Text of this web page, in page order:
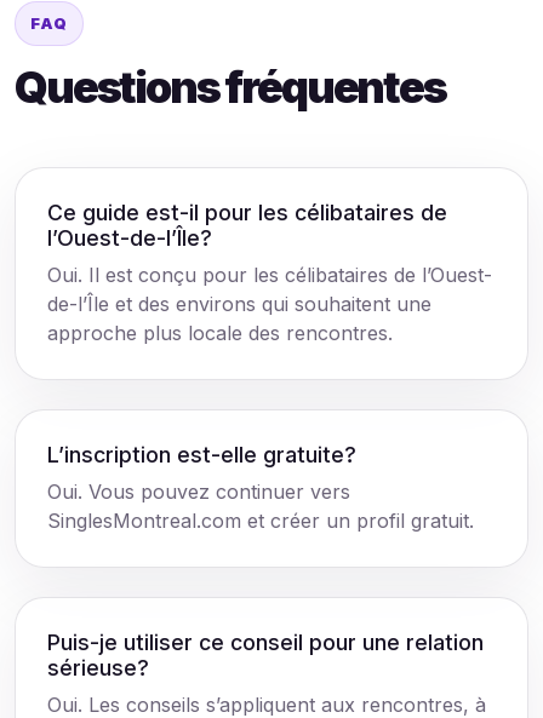
FAQ
Questions fréquentes
Ce guide est-il pour les célibataires de
l’Ouest-de-l’Île?
Oui. Il est conçu pour les célibataires de l’Ouest-
de-l’Île et des environs qui souhaitent une
approche plus locale des rencontres.
L’inscription est-elle gratuite?
Oui. Vous pouvez continuer vers
SinglesMontreal.com et créer un profil gratuit.
Puis-je utiliser ce conseil pour une relation
sérieuse?
Oui. Les conseils s’appliquent aux rencontres, à